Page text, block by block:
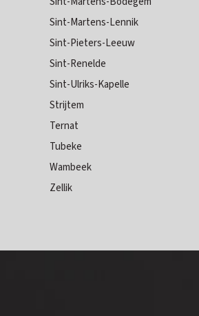
Sint-Martens-Lennik
Sint-Pieters-Leeuw
Sint-Renelde
Sint-Ulriks-Kapelle
Strijtem
Ternat
Tubeke
Wambeek
Zellik